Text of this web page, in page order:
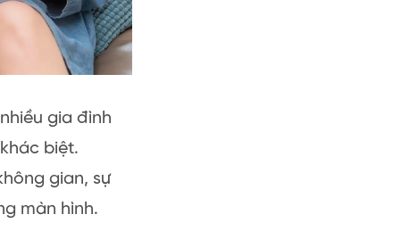
gia đình
biệt.
gian, sự
màn hình.